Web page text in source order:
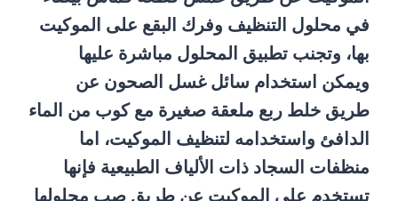
في محلول التنظيف وفرك البقع على الموكيت
بها، وتجنب تطبيق المحلول مباشرة عليها
ويمكن استخدام سائل غسل الصحون عن
طريق خلط ربع ملعقة صغيرة مع كوب من الماء
الدافئ واستخدامه لتنظيف الموكيت، اما
منظفات السجاد ذات الألياف الطبيعية فإنها
تستخدم على الموكيت عن طريق صب محلولها